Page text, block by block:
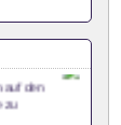
den